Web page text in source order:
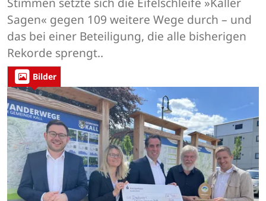
Sagen« gegen 109 weitere Wege durch – und
das bei einer Beteiligung, die alle bisherigen
Rekorde sprengt..
Bilder